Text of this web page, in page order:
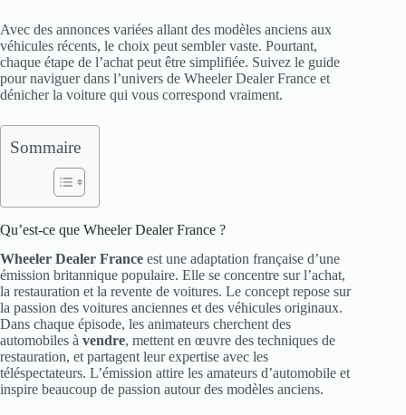
Avec des annonces variées allant des modèles anciens aux
véhicules récents, le choix peut sembler vaste. Pourtant,
chaque étape de l’achat peut être simplifiée. Suivez le guide
pour naviguer dans l’univers de Wheeler Dealer France et
dénicher la voiture qui vous correspond vraiment.
Sommaire
Qu’est-ce que Wheeler Dealer France ?
Wheeler Dealer France est une adaptation française d’une
émission britannique populaire. Elle se concentre sur l’achat,
la restauration et la revente de voitures. Le concept repose sur
la passion des voitures anciennes et des véhicules originaux.
Dans chaque épisode, les animateurs cherchent des
automobiles à vendre, mettent en œuvre des techniques de
restauration, et partagent leur expertise avec les
téléspectateurs. L’émission attire les amateurs d’automobile et
inspire beaucoup de passion autour des modèles anciens.